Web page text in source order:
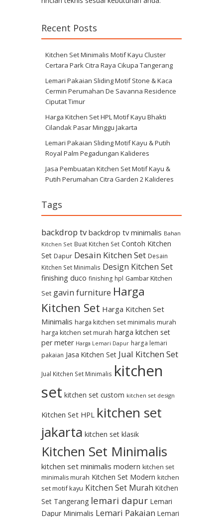
Recent Posts
Kitchen Set Minimalis Motif Kayu Cluster
Certara Park Citra Raya Cikupa Tangerang
Lemari Pakaian Sliding Motif Stone & Kaca
Cermin Perumahan De Savanna Residence
Ciputat Timur
Harga Kitchen Set HPL Motif Kayu Bhakti
Cilandak Pasar Minggu Jakarta
Lemari Pakaian Sliding Motif Kayu & Putih
Royal Palm Pegadungan Kalideres
Jasa Pembuatan Kitchen Set Motif Kayu &
Putih Perumahan Citra Garden 2 Kalideres
Tags
backdrop tv backdrop tv minimalis Bahan
Kitchen Set Buat Kitchen Set Contoh Kitchen
Set Dapur Desain Kitchen Set Desain
Kitchen Set Minimalis Design Kitchen Set
finishing duco finishing hpl Gambar Kitchen
Set gavin furniture Harga
Kitchen Set Harga Kitchen Set
Minimalis harga kitchen set minimalis murah
harga kitchen set murah harga kitchen set
per meter Harga Lemari Dapur harga lemari
pakaian Jasa Kitchen Set Jual Kitchen Set
Jual Kitchen Set Minimalis kitchen
set kitchen set custom kitchen set design
Kitchen Set HPL kitchen set
jakarta kitchen set klasik
Kitchen Set Minimalis
kitchen set minimalis modern kitchen set
minimalis murah Kitchen Set Modern kitchen
set motif kayu Kitchen Set Murah Kitchen
Set Tangerang lemari dapur Lemari
Dapur Minimalis Lemari Pakaian Lemari